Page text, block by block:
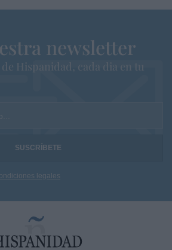
newsletter
Hispanidad, cada dia en tu
legales